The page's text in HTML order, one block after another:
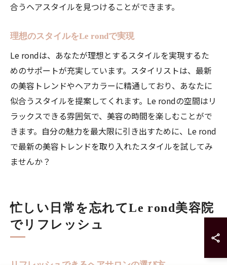
合うヘアスタイルを見つけることができます。
理想のスタイルをLe rondで実現
Le rondは、あなたが理想とするスタイルを実現するた
めのサポートが充実しています。スタイリストは、最新
の美容トレンドやヘアカラーに精通しており、あなたに
似合うスタイルを提案してくれます。Le rondの空間はリ
ラックスできる雰囲気で、美容の時間を楽しむことがで
きます。自分の魅力を最大限に引き出すために、Le rond
で最新の美容トレンドを取り入れたスタイルを試してみ
ませんか？
忙しい日常を忘れてLe rond美容院
でリフレッシュ